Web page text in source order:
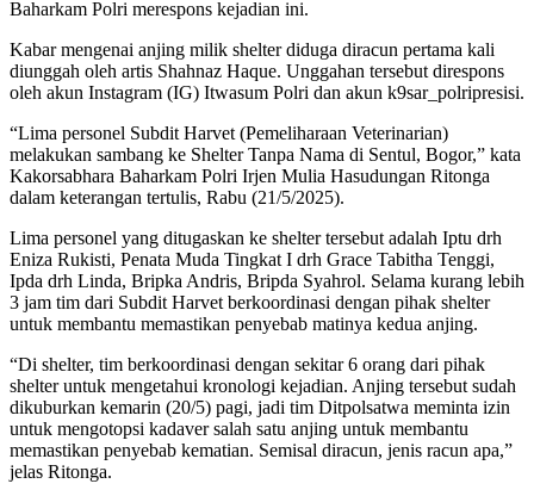
Baharkam Polri merespons kejadian ini.
Kabar mengenai anjing milik shelter diduga diracun pertama kali
diunggah oleh artis Shahnaz Haque. Unggahan tersebut direspons
oleh akun Instagram (IG) Itwasum Polri dan akun k9sar_polripresisi.
“Lima personel Subdit Harvet (Pemeliharaan Veterinarian)
melakukan sambang ke Shelter Tanpa Nama di Sentul, Bogor,” kata
Kakorsabhara Baharkam Polri Irjen Mulia Hasudungan Ritonga
dalam keterangan tertulis, Rabu (21/5/2025).
Lima personel yang ditugaskan ke shelter tersebut adalah Iptu drh
Eniza Rukisti, Penata Muda Tingkat I drh Grace Tabitha Tenggi,
Ipda drh Linda, Bripka Andris, Bripda Syahrol. Selama kurang lebih
3 jam tim dari Subdit Harvet berkoordinasi dengan pihak shelter
untuk membantu memastikan penyebab matinya kedua anjing.
“Di shelter, tim berkoordinasi dengan sekitar 6 orang dari pihak
shelter untuk mengetahui kronologi kejadian. Anjing tersebut sudah
dikuburkan kemarin (20/5) pagi, jadi tim Ditpolsatwa meminta izin
untuk mengotopsi kadaver salah satu anjing untuk membantu
memastikan penyebab kematian. Semisal diracun, jenis racun apa,”
jelas Ritonga.